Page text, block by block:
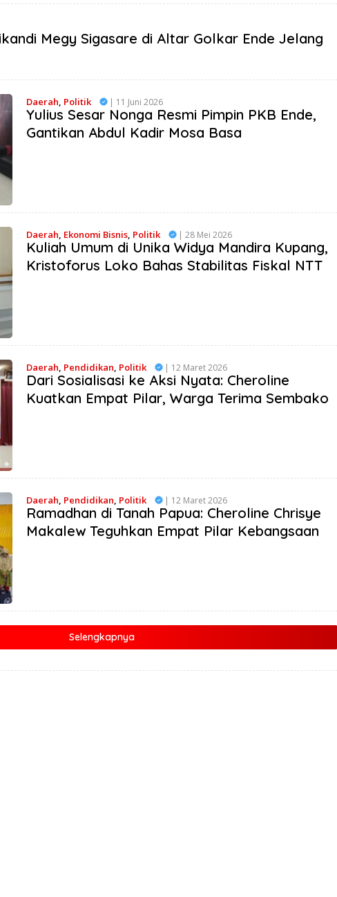
Megy Sigasare di Altar Golkar Ende Jelang
Daerah, Politik | 11 Juni 2026
Yulius Sesar Nonga Resmi Pimpin PKB Ende,
Gantikan Abdul Kadir Mosa Basa
Daerah, Ekonomi Bisnis, Politik | 28 Mei 2026
Kuliah Umum di Unika Widya Mandira Kupang,
Kristoforus Loko Bahas Stabilitas Fiskal NTT
Daerah, Pendidikan, Politik | 12 Maret 2026
Dari Sosialisasi ke Aksi Nyata: Cheroline
Kuatkan Empat Pilar, Warga Terima Sembako
Daerah, Pendidikan, Politik | 12 Maret 2026
Ramadhan di Tanah Papua: Cheroline Chrisye
Makalew Teguhkan Empat Pilar Kebangsaan
Selengkapnya